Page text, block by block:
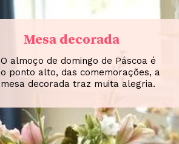
O almoço de domingo de Páscoa é
o ponto alto, das comemorações, a
mesa decorada traz muita alegria.
Mesa decorada